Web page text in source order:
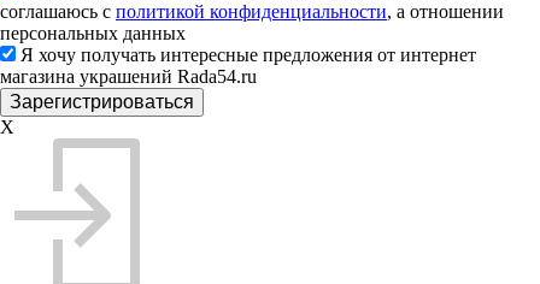
соглашаюсь с политикой конфиденциальности, а отношении
персональных данных
Я хочу получать интересные предложения от интернет
магазина украшений Rada54.ru
X